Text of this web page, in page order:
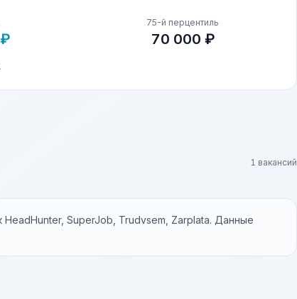
75-й перцентиль
70 000 ₽
1 вакансий
SuperJob, Trudvsem, Zarplata. Данные